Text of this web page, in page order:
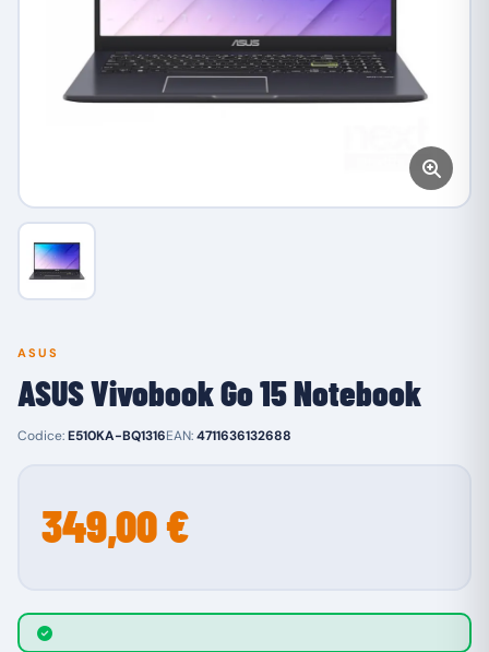
ASUS
ASUS Vivobook Go 15 Notebook
Codice:E510KA-BQ1316EAN:4711636132688
349,00 €